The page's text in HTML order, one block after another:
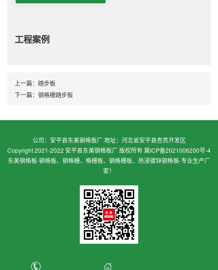
工程案例
上一篇： 踏步板
下一篇： 钢格栅踏步板
公司：安平县东美钢格板厂 地址：河北省安平县杏贡开发区
Copyright 2021-2022 安平县东美钢格板厂 版权所有冀ICP备2021006200号-4
东美钢格板-钢格板、钢格栅、格栅板、钢格栅板、热浸镀锌钢格板-专业生产厂
家！